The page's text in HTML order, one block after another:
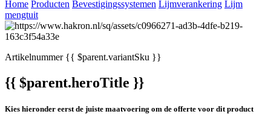
Home Producten Bevestigingssystemen Lijmverankering Lijm
mengtuit
Artikelnummer{{ $parent.variantSku }}
{{ $parent.heroTitle }}
Kies hieronder eerst de juiste maatvoering om de offerte voor dit product